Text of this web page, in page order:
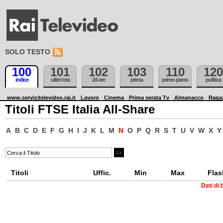
SOLO TESTO
100
indice
101
ultim'ora
102
24 ore
103
prima
110
primo piano
120
politica
www.servizitelevideo.rai.it Lavoro Cinema Prima serata Tv Almanacco
Titoli FTSE Italia All-Share
A B C D E F G H I J K L M N O P Q R S T U V W X Y
Titoli Uffic. Min Max
Dati di